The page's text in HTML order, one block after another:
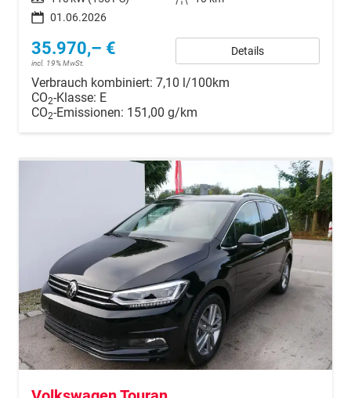
01.06.2026
35.970,– €
incl. 19% MwSt.
Details
Verbrauch kombiniert: 7,10 l/100km
CO2-Klasse: E
CO2-Emissionen: 151,00 g/km